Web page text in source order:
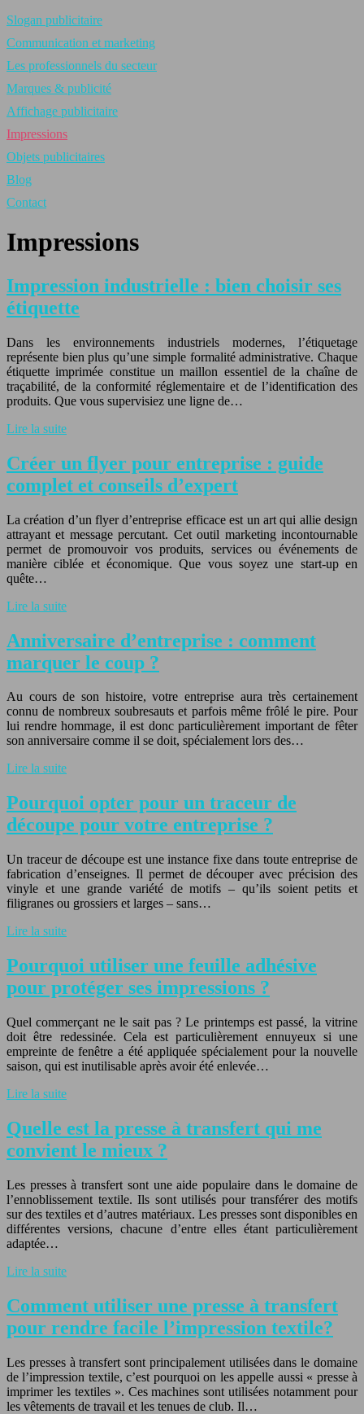
Slogan publicitaire
Communication et marketing
Les professionnels du secteur
Marques & publicité
Affichage publicitaire
Impressions
Objets publicitaires
Blog
Contact
Impressions
Impression industrielle : bien choisir ses
étiquette
Dans les environnements industriels modernes, l’étiquetage
représente bien plus qu’une simple formalité administrative. Chaque
étiquette imprimée constitue un maillon essentiel de la chaîne de
traçabilité, de la conformité réglementaire et de l’identification des
produits. Que vous supervisiez une ligne de…
Lire la suite
Créer un flyer pour entreprise : guide
complet et conseils d’expert
La création d’un flyer d’entreprise efficace est un art qui allie design
attrayant et message percutant. Cet outil marketing incontournable
permet de promouvoir vos produits, services ou événements de
manière ciblée et économique. Que vous soyez une start-up en
quête…
Lire la suite
Anniversaire d’entreprise : comment
marquer le coup ?
Au cours de son histoire, votre entreprise aura très certainement
connu de nombreux soubresauts et parfois même frôlé le pire. Pour
lui rendre hommage, il est donc particulièrement important de fêter
son anniversaire comme il se doit, spécialement lors des…
Lire la suite
Pourquoi opter pour un traceur de
découpe pour votre entreprise ?
Un traceur de découpe est une instance fixe dans toute entreprise de
fabrication d’enseignes. Il permet de découper avec précision des
vinyle et une grande variété de motifs – qu’ils soient petits et
filigranes ou grossiers et larges – sans…
Lire la suite
Pourquoi utiliser une feuille adhésive
pour protéger ses impressions ?
Quel commerçant ne le sait pas ? Le printemps est passé, la vitrine
doit être redessinée. Cela est particulièrement ennuyeux si une
empreinte de fenêtre a été appliquée spécialement pour la nouvelle
saison, qui est inutilisable après avoir été enlevée…
Lire la suite
Quelle est la presse à transfert qui me
convient le mieux ?
Les presses à transfert sont une aide populaire dans le domaine de
l’ennoblissement textile. Ils sont utilisés pour transférer des motifs
sur des textiles et d’autres matériaux. Les presses sont disponibles en
différentes versions, chacune d’entre elles étant particulièrement
adaptée…
Lire la suite
Comment utiliser une presse à transfert
pour rendre facile l’impression textile?
Les presses à transfert sont principalement utilisées dans le domaine
de l’impression textile, c’est pourquoi on les appelle aussi « presse à
imprimer les textiles ». Ces machines sont utilisées notamment pour
les vêtements de travail et les tenues de club. Il…